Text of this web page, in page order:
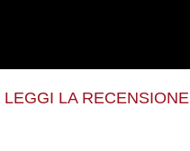
LEGGI LA RECENSIONE